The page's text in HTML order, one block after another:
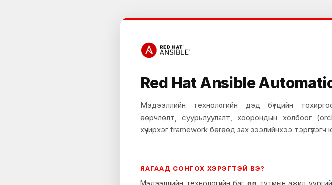
Red Hat Ansible
Мэдээллийн технологийн дэд бүтцийн
өөрчлөлт, суурьлуулалт, хоорондын холбоог
хүчирхэг framework бөгөөд зах зээлийнхээ тэргүүлэгч
ЯАГААД СОНГОХ ХЭРЭГТЭЙ ВЭ?
Мэдээллийн технологийн баг өдөр тутмын ажил